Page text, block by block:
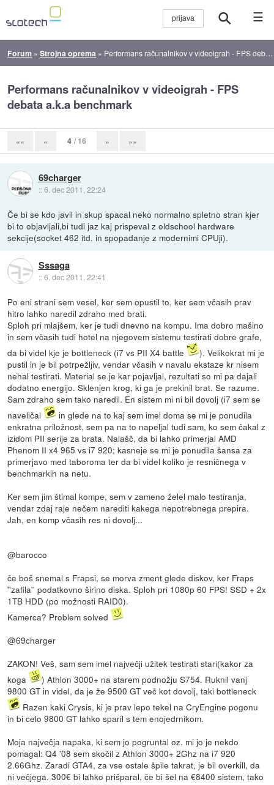
☰
Forum »Strojna oprema » Performans računalnikov v videoigrah - FPS debata a.k.a benchmark
Performans računalnikov v videoigrah - FPS
debata a.k.a benchmark
«« « 4 / 16 » »»
69charger
::6. dec 2011, 22:24
Če bi se kdo javil in skup spacal neko normalno spletno stran kjer
bi to objavljali,bi tudi jaz kaj prispeval z oldschool hardware
sekcije(socket 462 itd. in spopadanje z modernimi CPUji).
Sssaga
::6. dec 2011, 22:41
Po eni strani sem vesel, ker sem opustil to, ker sem včasih prav
hitro lahko naredil zdraho med brati.
Sploh pri mlajšem, ker je tudi dnevno na kompu. Ima dobro mašino
in sem včasih tudi hotel na njegovem sistemu testirati dobre grafe,
da bi videl kje je bottleneck (i7 vs PII X4 battle
). Velikokrat mi je
pustil in je bil potrpežljiv, vendar včasih v navalu ekstaze kr nisem
nehal testirati. Material se je kar pojavljal, rezultati so mi pa dajali
dodatno energijo. Sklenjen krog, ki ga je prekinil brat. Se razume.
Sam zdraho sem tako naredil. En sistem mi ni bil dovolj (i7 sem se
naveličal
in glede na to kaj sem imel doma se mi je ponudila
enkratna priložnost, sem pa na to napeljal tudi sam, ko sem čakal z
izidom PII serije za brata. Nalašč, da bi lahko primerjal AMD
Phenom II x4 965 vs i7 920; kasneje se mi je ponudila šansa za
primerjavo med taboroma ter da bi videl koliko je resničnega v
benchmarkih na netu.
Ker sem jim štimal kompe, sem v zameno želel malo testiranja,
vendar zdaj raje nečem narediti kakega nepotrebnega prepira.
Jah, en komp včasih res ni dovolj...
@barocco
če boš snemal s Frapsi, se morva zment glede diskov, ker Fraps
''zafila'' podatkovno širino diska. Sploh pri 1080p 60 FPS! SSD + 2x
1TB HDD (po možnosti RAID0).
Kamerca? Problem solved
@69charger
ZAKON! Veš, sam sem imel največji užitek testirati stari(kakor za
koga
) Athlon 3000+ na starem podnožju S754. Ruknil vanj
9800 GT in videl, da je že 9500 GT več kot dovolj, taki bottleneck
Razen kaki Crysis, ki je prav lepo tekel na CryEngine pogonu
in bi celo 9800 GT lahko sparil s tem enojedrnikom.
Moja največja napaka, ki sem jo pogruntal oz. mi jo je nekdo
pomagal: Q4 '08 sem skočil z Athlon 3000+ 2Ghz na i7 920
2.66Ghz. Zaradi GTA4, za vse ostale špile takrat, je bil overkill, da
ni večjega. 300€ bi lahko prišparal, če bi šel na €8400 sistem, tako